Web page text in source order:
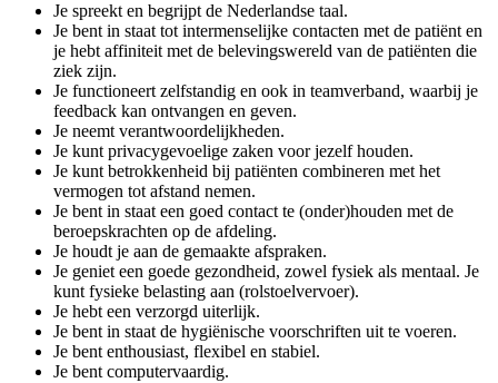
Je spreekt en begrijpt de Nederlandse taal.
Je bent in staat tot intermenselijke contacten met de patiënt en
je hebt affiniteit met de belevingswereld van de patiënten die
ziek zijn.
Je functioneert zelfstandig en ook in teamverband, waarbij je
feedback kan ontvangen en geven.
Je neemt verantwoordelijkheden.
Je kunt privacygevoelige zaken voor jezelf houden.
Je kunt betrokkenheid bij patiënten combineren met het
vermogen tot afstand nemen.
Je bent in staat een goed contact te (onder)houden met de
beroepskrachten op de afdeling.
Je houdt je aan de gemaakte afspraken.
Je geniet een goede gezondheid, zowel fysiek als mentaal. Je
kunt fysieke belasting aan (rolstoelvervoer).
Je hebt een verzorgd uiterlijk.
Je bent in staat de hygiënische voorschriften uit te voeren.
Je bent enthousiast, flexibel en stabiel.
Je bent computervaardig.